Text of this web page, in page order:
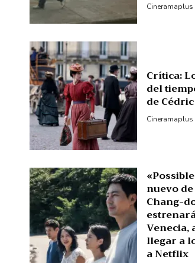
Cineramaplus
Crítica:
del
de
Cineramaplus
nuevo
Chang-
Venecia,
llegar a
a Netflix